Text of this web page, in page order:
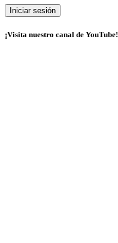
¡Visita nuestro canal de YouTube!